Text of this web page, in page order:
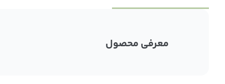
معرفی محصول